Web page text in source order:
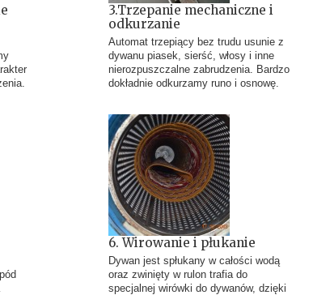
3.Trzepanie mechaniczne i
odkurzanie
Automat trzepiący bez trudu usunie z
dywanu piasek, sierść, włosy i inne
nierozpuszczalne zabrudzenia. Bardzo
dokładnie odkurzamy runo i osnowę.
6. Wirowanie i płukanie
Dywan jest spłukany w całości wodą
oraz zwinięty w rulon trafia do
specjalnej wirówki do dywanów, dzięki